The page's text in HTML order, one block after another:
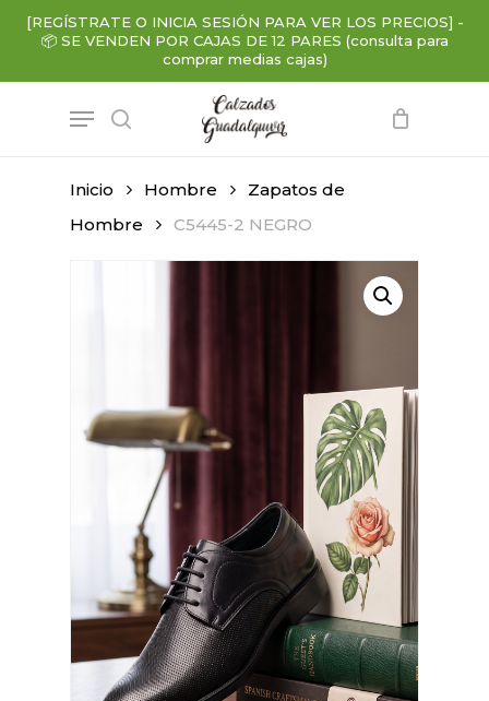
content
[REGÍSTRATE O INICIA SESIÓN PARA VER LOS PRECIOS] -
📦 SE VENDEN POR CAJAS DE 12 PARES (consulta para
comprar medias cajas)
search
Menu
Inicio Hombre
Zapatos de
Hombre
C5445-2 NEGRO